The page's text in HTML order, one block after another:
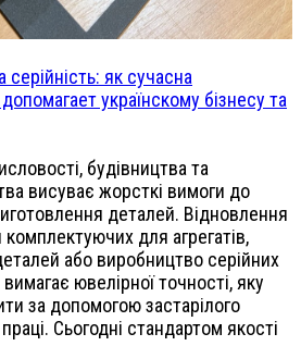
серійність: як сучасна
українскому бізнесу та
будівництва та
висуває жорсткі вимоги до
деталей. Відновлення
комплектуючих для агрегатів,
або виробництво серійних
ювелірної точності, яку
за допомогою застарілого
Сьогодні стандартом якості